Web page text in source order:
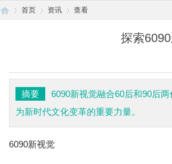
首页 资讯 查看
探索
摘要
6090新视觉融合60后和90后
为新时代文化变革的重要力量。
6090新视觉